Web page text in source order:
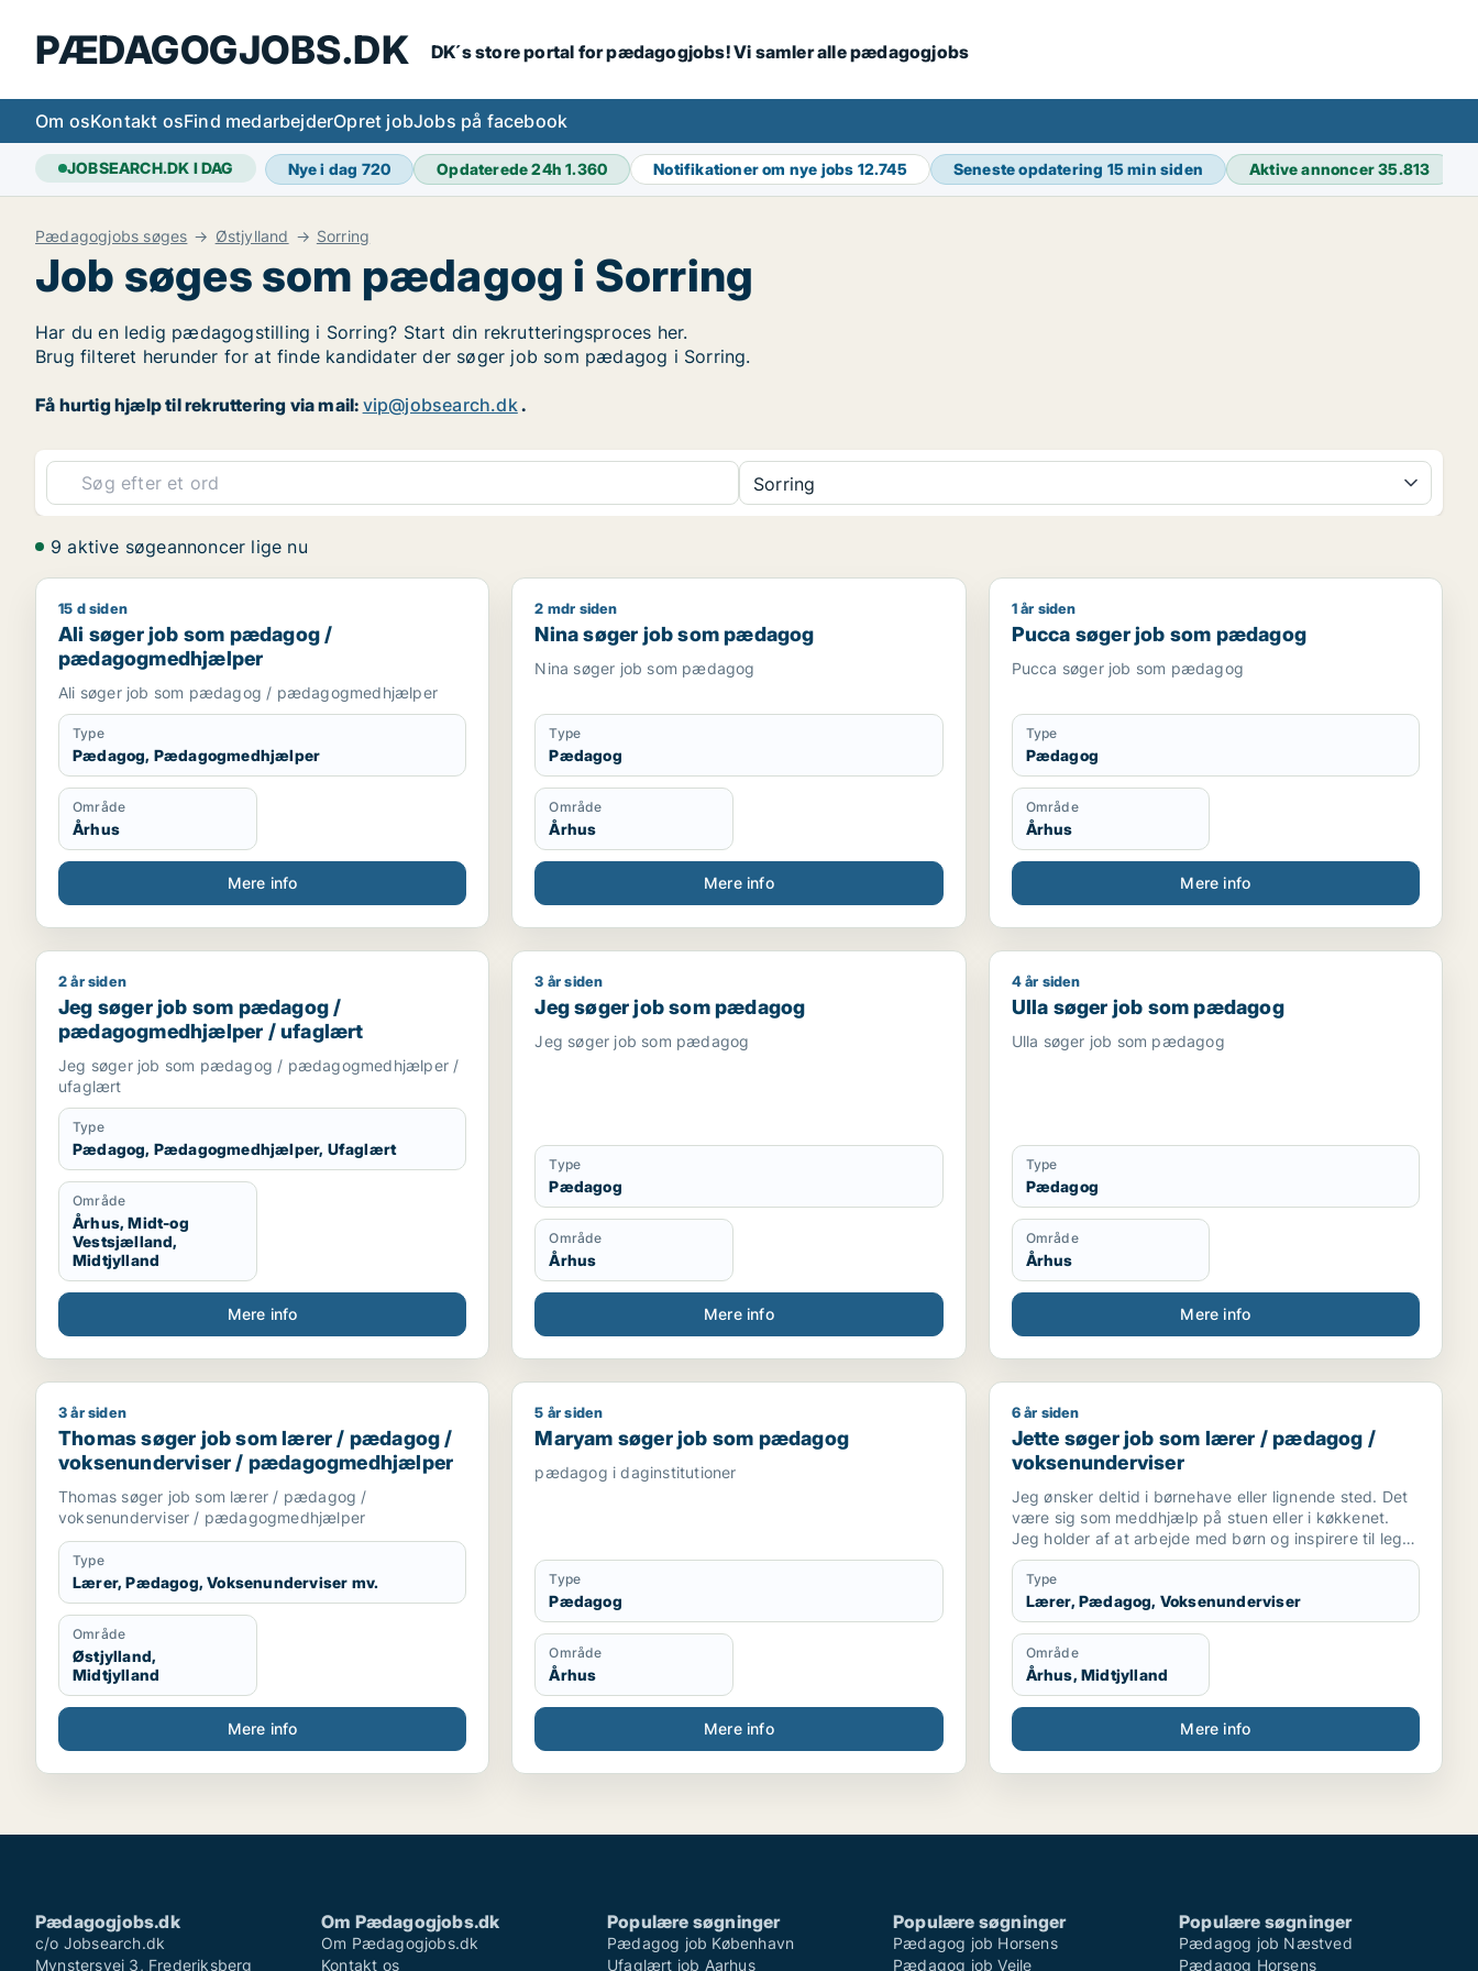
PÆDAGOGJOBS.DK DK´s store portal for pædagogjobs! Vi samler alle pædagogjobs
Om osKontakt osFind medarbejderOpret jobJobs på facebook
JOBSEARCH.DK I DAG Nye i dag 720 Opdaterede 24h1.360 Notifikationer om nye jobs 12.745 Seneste opdatering 15 min siden Aktive annoncer35.813
Pædagogjobs søges Østjylland Sorring
Job søges som pædagog i Sorring
Har du en ledig pædagogstilling i Sorring? Start din rekrutteringsproces her.
Brug filteret herunder for at finde kandidater der søger job som pædagog i Sorring.
Få hurtig hjælp til rekruttering via mail: vip@jobsearch.dk.
Sorring
9 aktive søgeannoncer lige nu
Ali søger job som pædagog / pædagogmedhjælper
15 d siden
Ali søger job som pædagog /
pædagogmedhjælper
Ali søger job som pædagog / pædagogmedhjælper
Type
Pædagog, Pædagogmedhjælper
Område
Århus
Mere info
Nina søger job som pædagog
2 mdr siden
Nina søger job som pædagog
Nina søger job som pædagog
Type
Pædagog
Område
Århus
Mere info
Pucca søger job som pædagog
1 år siden
Pucca søger job som pædagog
Pucca søger job som pædagog
Type
Pædagog
Område
Århus
Mere info
Jeg søger job som pædagog / pædagogmedhjælper / ufaglært
2 år siden
Jeg søger job som pædagog /
pædagogmedhjælper / ufaglært
Jeg søger job som pædagog / pædagogmedhjælper /
ufaglært
Type
Pædagog, Pædagogmedhjælper, Ufaglært
Område
Århus, Midt-og
Vestsjælland,
Midtjylland
Mere info
Jeg søger job som pædagog
3 år siden
Jeg søger job som pædagog
Jeg søger job som pædagog
Type
Pædagog
Område
Århus
Mere info
Ulla søger job som pædagog
4 år siden
Ulla søger job som pædagog
Ulla søger job som pædagog
Type
Pædagog
Område
Århus
Mere info
Thomas søger job som lærer / pædagog / voksenunderviser / pædagogmedhjælper
3 år siden
Thomas søger job som lærer / pædagog /
voksenunderviser / pædagogmedhjælper
Thomas søger job som lærer / pædagog /
voksenunderviser / pædagogmedhjælper
Type
Lærer, Pædagog, Voksenunderviser mv.
Område
Østjylland,
Midtjylland
Mere info
Maryam søger job som pædagog
5 år siden
Maryam søger job som pædagog
pædagog i daginstitutioner
Type
Pædagog
Område
Århus
Mere info
Jette søger job som lærer / pædagog /
6 år siden
Jette søger job som lærer / pædagog /
voksenunderviser
Jeg ønsker deltid i børnehave eller lignende sted. Det
være sig som meddhjælp på stuen eller i køkkenet.
Jeg holder af at arbejde med børn og inspirere til leg
og social interaktion. Og at indgå i samarbejde
omkring at skabe optimalt miljø for børnene ..og
personale. Også praktiske præcise opgaver har jeg
det godt med.
Type
Lærer, Pædagog, Voksenunderviser
Område
Århus, Midtjylland
Mere info
Pædagogjobs.dk
c/o Jobsearch.dk
Mynstersvej 3, Frederiksberg
Om Pædagogjobs.dk
Om Pædagogjobs.dk
Kontakt os
Populære søgninger
Pædagog job København
Ufaglært job Aarhus
Populære søgninger
Pædagog job Horsens
Pædagog job Vejle
Populære søgninger
Pædagog job Næstved
Pædagog Horsens